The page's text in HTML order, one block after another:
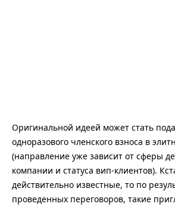
Оригинальной идеей может стать
одноразового членского взноса в
(направление уже зависит от сферы
компании и статуса вип-клиентов).
действительно известные, то по
проведенных переговоров, такие